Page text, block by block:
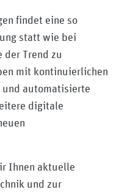
findet eine so
statt wie bei
Trend zu
mit kontinuierlichen
und automatisierte
digitale
Ihnen aktuelle
und zur